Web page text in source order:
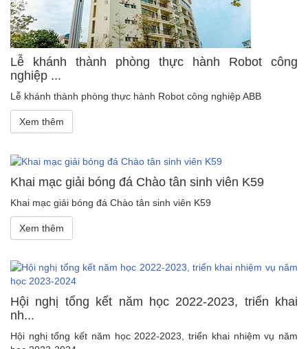
Lễ khánh thành phòng thực hành Robot công
nghiệp ...
Lễ khánh thành phòng thực hành Robot công nghiệp ABB
Xem thêm
Khai mạc giải bóng đá Chào tân sinh viên K59
Khai mạc giải bóng đá Chào tân sinh viên K59
Xem thêm
Hội nghị tổng kết năm học 2022-2023, triển khai
nh...
Hội nghị tổng kết năm học 2022-2023, triển khai nhiệm vụ năm